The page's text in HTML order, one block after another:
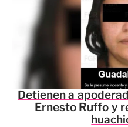
Detienen a
Ernesto Ruffo y